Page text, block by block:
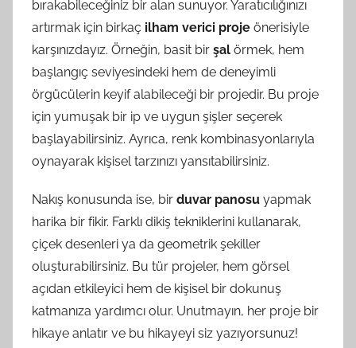
bırakabileceğiniz bir alan sunuyor. Yaratıcılığınızı
artırmak için birkaç ilham verici proje önerisiyle
karşınızdayız. Örneğin, basit bir şal örmek, hem
başlangıç seviyesindeki hem de deneyimli
örgücülerin keyif alabileceği bir projedir. Bu proje
için yumuşak bir ip ve uygun şişler seçerek
başlayabilirsiniz. Ayrıca, renk kombinasyonlarıyla
oynayarak kişisel tarzınızı yansıtabilirsiniz.
Nakış konusunda ise, bir duvar panosu yapmak
harika bir fikir. Farklı dikiş tekniklerini kullanarak,
çiçek desenleri ya da geometrik şekiller
oluşturabilirsiniz. Bu tür projeler, hem görsel
açıdan etkileyici hem de kişisel bir dokunuş
katmanıza yardımcı olur. Unutmayın, her proje bir
hikaye anlatır ve bu hikayeyi siz yazıyorsunuz!